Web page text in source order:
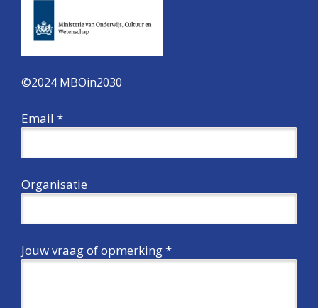
©2024 MBOin2030
Email *
Organisatie
Jouw vraag of opmerking *